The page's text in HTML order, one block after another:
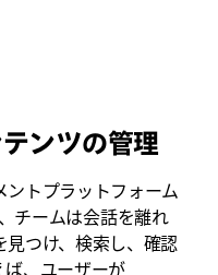
ンツの管理
トプラットフォーム
チームは会話を離れ
見つけ、検索し、確認
ば、ユーザーが